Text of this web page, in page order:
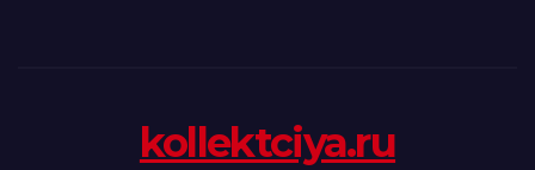
kollektciya.ru